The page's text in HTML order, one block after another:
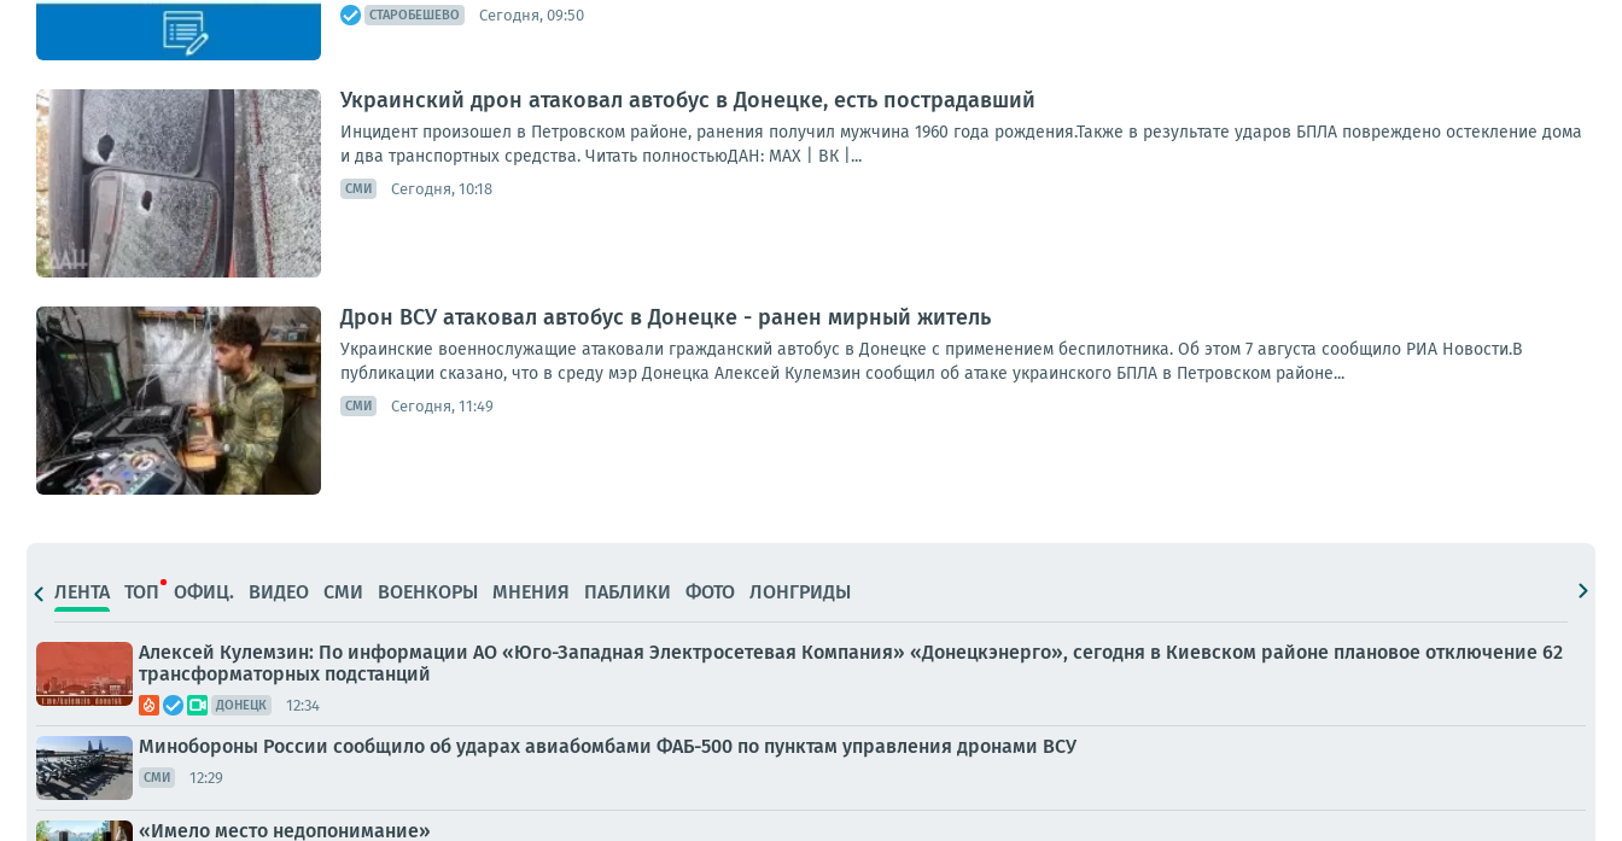
СТАРОБЕШЕВО Сегодня, 09:50
Украинский дрон атаковал автобус в Донецке, есть пострадавший
Инцидент произошел в Петровском районе, ранения получил мужчина 1960 года рождения.Также в результате ударов БПЛА повреждено остекление дома
и два транспортных средства. Читать полностьюДАН: MAX | ВК |...
СМИ Сегодня, 10:18
Дрон ВСУ атаковал автобус в Донецке - ранен мирный житель
Украинские военнослужащие атаковали гражданский автобус в Донецке с применением беспилотника. Об этом 7 августа сообщило РИА Новости.В
публикации сказано, что в среду мэр Донецка Алексей Кулемзин сообщил об атаке украинского БПЛА в Петровском районе...
СМИ Сегодня, 11:49
ЛЕНТА ТОП ОФИЦ. ВИДЕО СМИ ВОЕНКОРЫ МНЕНИЯ ПАБЛИКИ ФОТО ЛОНГРИДЫ
Алексей Кулемзин: По информации АО «Юго-Западная Электросетевая Компания» «Донецкэнерго», сегодня в Киевском районе плановое отключение 62
трансформаторных подстанций
ДОНЕЦК 12:34
Минобороны России сообщило об ударах авиабомбами ФАБ-500 по пунктам управления дронами ВСУ
СМИ 12:29
«Имело место недопонимание»